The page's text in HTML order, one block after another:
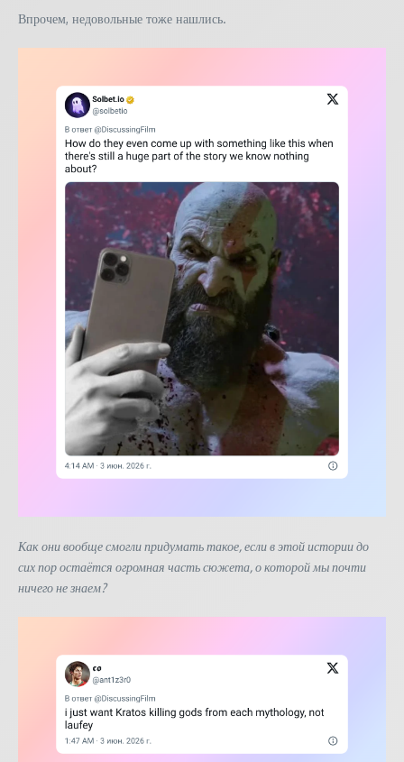
Впрочем, недовольные тоже нашлись.
Как они вообще смогли придумать такое, если в этой истории до
сих пор остаётся огромная часть сюжета, о которой мы почти
ничего не знаем?